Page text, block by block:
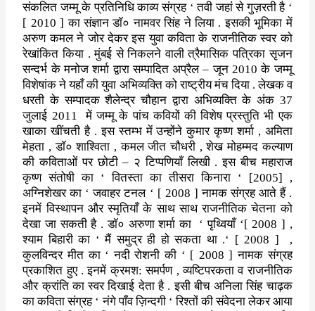
संकलित जम्मू के प्रतिनिधि काव्य संग्रह ‘तवी जहां सेगुज़रती है ‘
[ 2010 ]का संज्ञान डॉ० नामवर सिंह ने लिया . इसकी भूमिकामें
अरुण कमल ने जोर देकर इस युवा कविता के राजनीतिक स्वर को
रेखांकितकिया . मुंबई से निकलने वाली त्रैमासिक पत्रिका सृजन
सन्दर्भ के मनोजशर्मा द्वारा सम्पादित अप्रैल – जून 2010के जम्मू
विशेषांक ने यहाँ कीयुवा अभिव्यक्ति को राष्ट्रीय मंच दिया . लेखक व
धरती के सम्पादकशैलेन्द्र चौहान द्वारा अभिव्यक्ति के अंक 37
जुलाई 2011में जम्मू के पांच कवियों की विशेष प्रस्तुति भी एक
खाका खींचती है . इस स्तम्भ मेंउन्होंने कुमार कृष्ण शर्मा , अमिता
मेहता ,डॉ० शाश्विता ,कमल जीतचौधरी ,शेख मोहम्मद कल्याण
की कविताओं पर छोटी – २ टिप्पणियाँ लिखी .इस बीच महाराज
कृष्ण संतोषी का ‘वितस्ता का तीसरा किनारा ‘ [2005] ,
अग्निशेखर का ‘जवाहर टनल ‘ [ 2008 ]नामक संग्रह आते हैं .
इनमेंविस्थापन और स्मृतियाँ के साथ साथ राजनीतिक चेतना को
देखा जा सकती है .डॉ० अरुणा शर्मा का‘पृथ्वियाँ ‘[ 2008 ] ,
श्याम बिहारी का ‘मैं समुद्र ही हो सकता था .‘ [ 2008 ] ,
कुलविन्दर मीत का ‘नदी रोशनी की ‘ [ 2008 ]नामक संग्रह
प्रकाशित हुए . इनमें क्रमश: समर्पण ,व्यष्टिपरकताव राजनीतिक
और क्रांति का स्वर दिखाई देता है . इसी बीच अनिला सिंह चाढ़क
का कविता संग्रह ‘नंगे पाँव ज़िन्दगी ‘रिश्तों की संवेदना लेकर आया